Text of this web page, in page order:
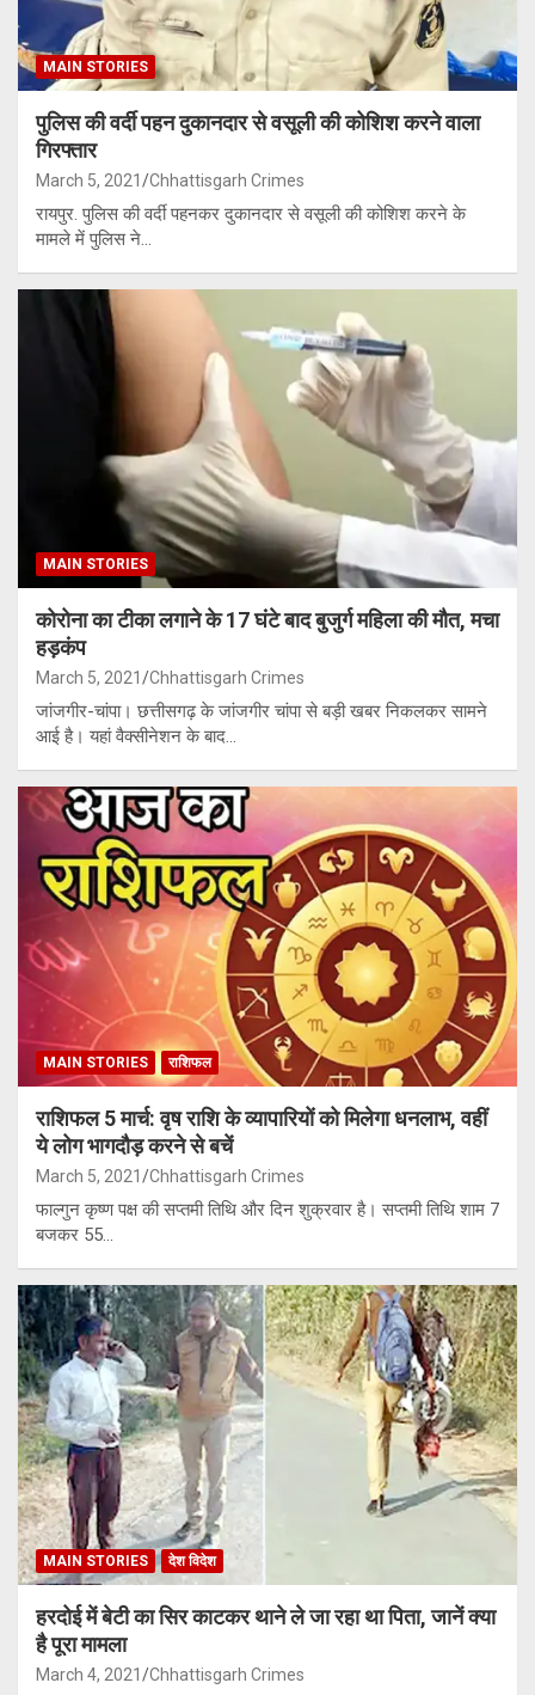
MAIN STORIES
पुलिस की वर्दी पहन दुकानदार से वसूली की कोशिश करने वाला
गिरफ्तार
March 5, 2021 Chhattisgarh Crimes
रायपुर. पुलिस की वर्दी पहनकर दुकानदार से वसूली की कोशिश करने के
मामले में पुलिस ने…
MAIN STORIES
कोरोना का टीका लगाने के 17 घंटे बाद बुजुर्ग महिला की मौत, मचा
हड़कंप
March 5, 2021 Chhattisgarh Crimes
जांजगीर-चांपा। छत्तीसगढ़ के जांजगीर चांपा से बड़ी खबर निकलकर सामने
आई है। यहां वैक्सीनेशन के बाद…
MAIN STORIES राशिफल
राशिफल 5 मार्च: वृष राशि के व्यापारियों को मिलेगा धनलाभ, वहीं
ये लोग भागदौड़ करने से बचें
March 5, 2021 Chhattisgarh Crimes
फाल्गुन कृष्ण पक्ष की सप्तमी तिथि और दिन शुक्रवार है। सप्तमी तिथि शाम 7
बजकर 55…
MAIN STORIES देश विदेश
हरदोई में बेटी का सि‍र काटकर थाने ले जा रहा था पिता, जानें क्‍या
है पूरा मामला
March 4, 2021 Chhattisgarh Crimes